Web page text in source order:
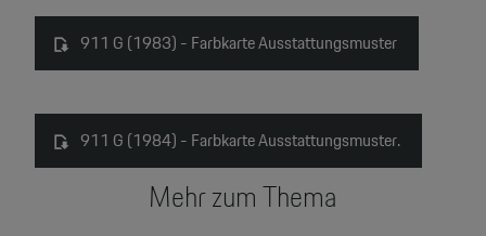
911 G (1983) - Farbkarte Ausstattungsmuster
911 G (1984) - Farbkarte Ausstattungsmuster.
Mehr zum Thema